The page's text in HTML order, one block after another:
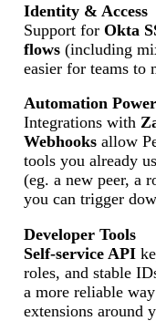
Identity & Access
Support for Okta
flows(including
easier for teams to
Automation Power
Integrations with
Webhooksallow
tools you already
(eg. a new peer, a
you can trigger
Developer Tools
Self-service API
roles, and stable
a more reliable
extensions around